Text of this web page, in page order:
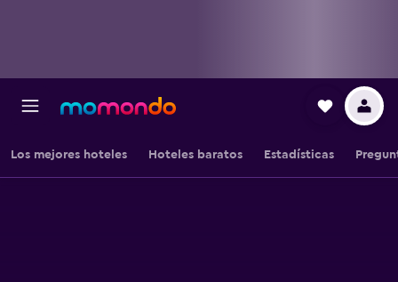
Los mejores hoteles Hoteles baratos Estadísticas